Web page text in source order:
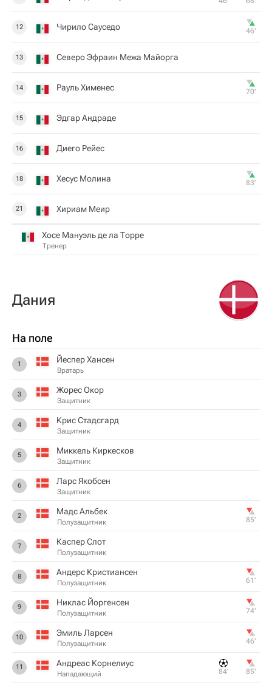
12 Чирило Сауседо 46‎’‎
13 Северо Эфраин Межа Майорга
14 Рауль Хименес 70‎’‎
15 Эдгар Андраде
16 Диего Рейес
18 Хесус Молина 83‎’‎
21 Хириам Меир
Хосе Мануэль де ла Торре
Тренер
Дания
На поле
1 Йеспер Хансен
Вратарь
3 Жорес Окор
Защитник
4 Крис Стадсгард
Защитник
5 Миккель Киркесков
Защитник
6 Ларс Якобсен
Защитник
2 Мадс Альбек
Полузащитник 85‎’‎
7 Каспер Слот
Полузащитник
8 Андерс Кристиансен
Полузащитник 61‎’‎
9 Никлас Йоргенсен
Полузащитник 74‎’‎
10 Эмиль Ларсен
Полузащитник 46‎’‎
11 Андреас Корнелиус
Нападающий 84‎’‎ 85‎’‎